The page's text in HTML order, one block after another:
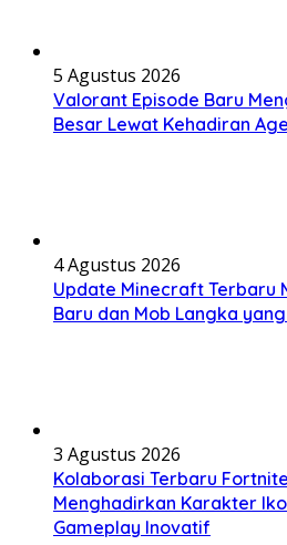
5 Agustus 2026
Valorant Episode Baru
Besar Lewat Kehadiran
4 Agustus 2026
Update Minecraft Terbaru
Baru dan Mob Langka
3 Agustus 2026
Kolaborasi Terbaru
Menghadirkan Karakter
Gameplay Inovatif